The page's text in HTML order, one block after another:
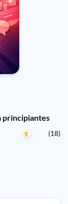
principiantes
(18)